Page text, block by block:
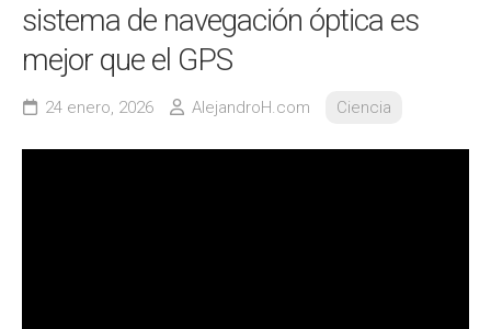
sistema de navegación óptica es
mejor que el GPS
24 enero, 2026 AlejandroH.com Ciencia